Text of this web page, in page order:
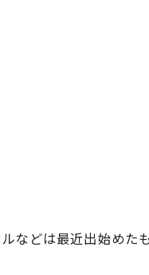
などは最近出始めた